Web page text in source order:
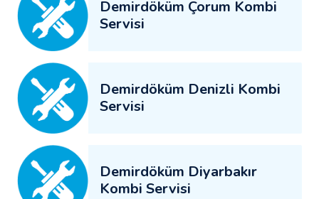
Demirdöküm Çorum Kombi
Servisi
Demirdöküm Denizli Kombi
Servisi
Demirdöküm Diyarbakır
Kombi Servisi